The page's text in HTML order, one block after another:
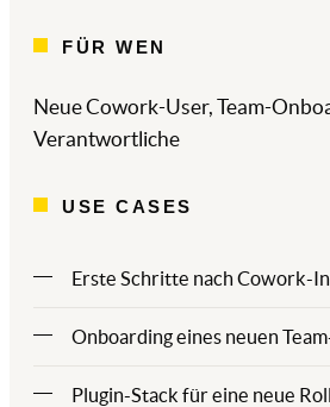
FÜR WEN
Neue Cowork-User, Team-
Verantwortliche
USE CASES
Erste Schritte nach Cowork-
Onboarding eines neuen
Plugin-Stack für eine neue